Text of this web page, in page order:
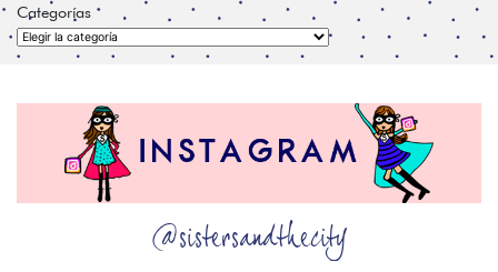
Categorías
Categorías
@sistersandthecity